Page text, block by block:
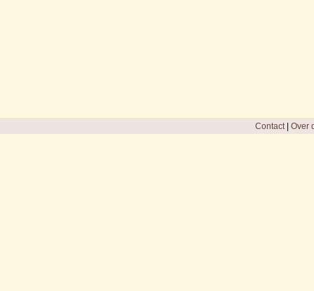
Contact| Over